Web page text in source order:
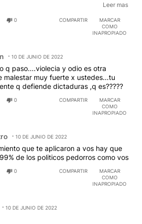
Leer mas
0 COMPARTIR
MARCAR
COMO
INAPROPIADO
10 DE JUNIO DE 2022
q paso....violecia y odio es otra
malestar muy fuerte x ustedes...tu
q defiende dictaduras ,q es?????
0 COMPARTIR
MARCAR
COMO
INAPROPIADO
10 DE JUNIO DE 2022
que te aplicaron a vos hay que
de los politicos pedorros como vos
0 COMPARTIR
MARCAR
COMO
INAPROPIADO
10 DE JUNIO DE 2022